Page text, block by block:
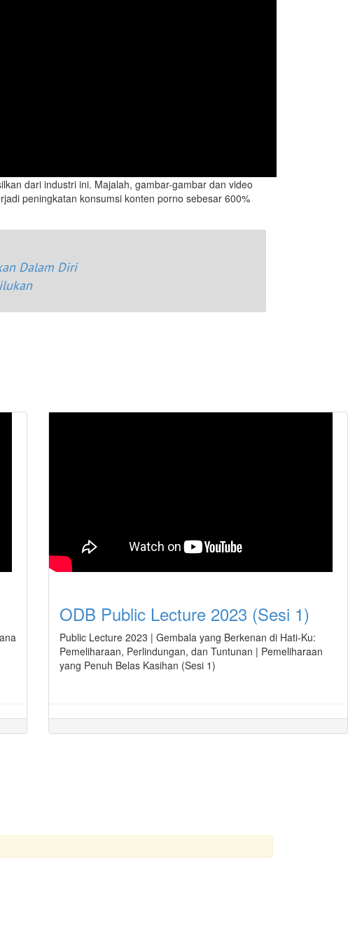
dari industri ini. Majalah, gambar-gambar dan video
peningkatan konsumsi konten porno sebesar 600%
Dalam Diri
ODB Public Lecture 2023 (Sesi 1)
Public Lecture 2023 | Gembala yang Berkenan di Hati-Ku:
Pemeliharaan, Perlindungan, dan Tuntunan | Pemeliharaan
yang Penuh Belas Kasihan (Sesi 1)